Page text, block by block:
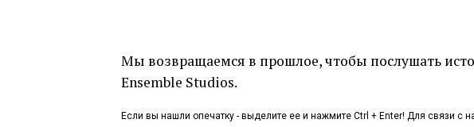
Мы возвращаемся в прошлое, чтобы послушать
Ensemble Studios.
Если вы нашли опечатку - выделите ее и нажмите Ctrl + Enter! Для связи с